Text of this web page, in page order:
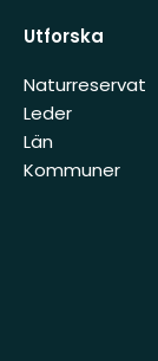
Utforska
Naturreservat
Leder
Län
Kommuner